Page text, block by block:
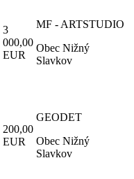
3
000,00
EUR
MF - ARTSTUDIO
Obec Nižný
Slavkov
200,00
EUR
GEODET
Obec Nižný
Slavkov